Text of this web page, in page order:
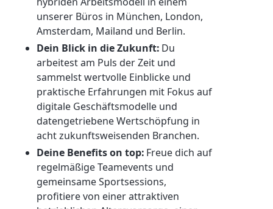
unserer Büros in München, London,
Amsterdam, Mailand und Berlin.
Dein Blick in die Zukunft: Du
arbeitest am Puls der Zeit und
sammelst wertvolle Einblicke und
praktische Erfahrungen mit Fokus auf
digitale Geschäftsmodelle und
datengetriebene Wertschöpfung in
acht zukunftsweisenden Branchen.
Deine Benefits on top: Freue dich auf
regelmäßige Teamevents und
gemeinsame Sportsessions,
profitiere von einer attraktiven